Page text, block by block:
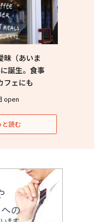
昧（あいま
誕生。食事
フェにも
open
読む